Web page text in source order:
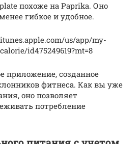
похоже на Paprika. Оно
гибкое и удобное.
us/app/my-
id475249619?mt=8
приложение, созданное
фитнеса. Как вы уже
оно позволяет
потребление